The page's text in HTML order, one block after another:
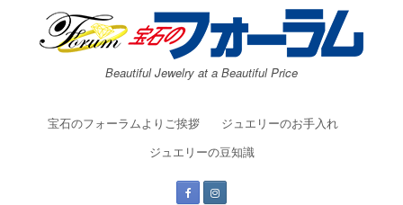
Beautiful Jewelry at a Beautiful Price
宝石のフォーラムよりご挨拶
ジュエリーのお手入れ
ジュエリーの豆知識